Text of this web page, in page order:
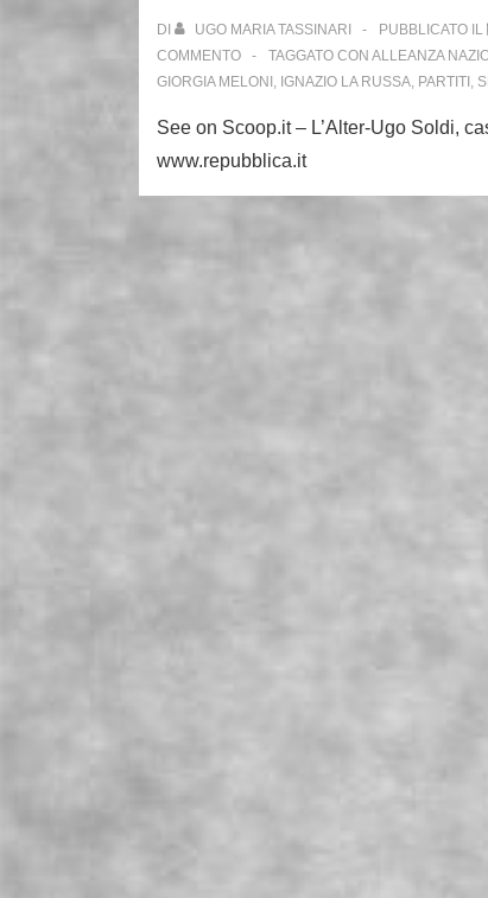
DI UGO MARIA TASSINARI PUBBLICATO IL
COMMENTO
TAGGATO CON ALLEANZA
GIORGIA MELONI , IGNAZIO LA RUSSA, PARTITI ,
See on Scoop.it – L’Alter-Ugo Soldi,
www.repubblica.it